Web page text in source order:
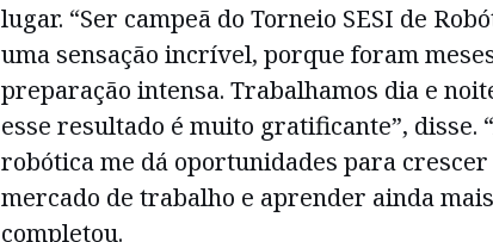
lugar. “Ser campeã do Torneio SESI de
uma sensação incrível, porque foram
preparação intensa. Trabalhamos dia e
esse resultado é muito gratificante”, disse.
robótica me dá oportunidades para crescer
mercado de trabalho e aprender ainda
completou.